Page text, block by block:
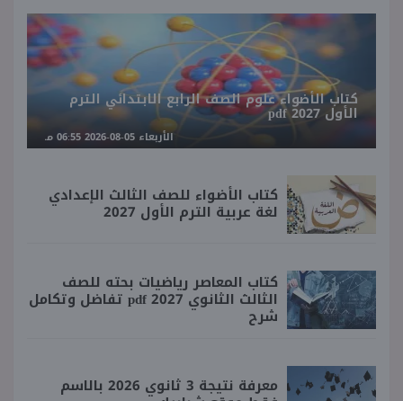
كتاب الأضواء علوم الصف الرابع الابتدائي الترم
الأول 2027 pdf
الأربعاء 05-08-2026 06:55 مـ
كتاب الأضواء للصف الثالث الإعدادي
لغة عربية الترم الأول 2027
كتاب المعاصر رياضيات بحته للصف
الثالث الثانوي 2027 pdf تفاضل وتكامل
شرح
معرفة نتيجة 3 ثانوي 2026 بالاسم